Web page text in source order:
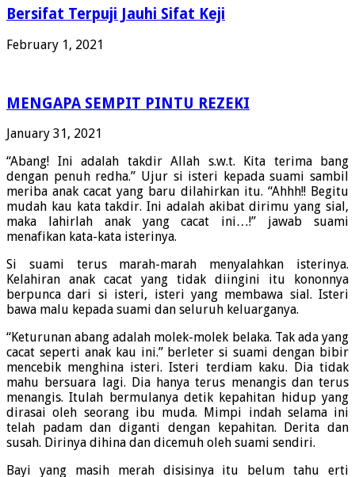
Bersifat Terpuji Jauhi Sifat Keji
February 1, 2021
MENGAPA SEMPIT PINTU REZEKI
January 31, 2021
“Abang! Ini adalah takdir Allah s.w.t. Kita terima bang
dengan penuh redha.” Ujur si isteri kepada suami sambil
meriba anak cacat yang baru dilahirkan itu. “Ahhh!! Begitu
mudah kau kata takdir. Ini adalah akibat dirimu yang sial,
maka lahirlah anak yang cacat ini…!” jawab suami
menafikan kata-kata isterinya.
Si suami terus marah-marah menyalahkan isterinya.
Kelahiran anak cacat yang tidak diingini itu kononnya
berpunca dari si isteri, isteri yang membawa sial. Isteri
bawa malu kepada suami dan seluruh keluarganya.
“Keturunan abang adalah molek-molek belaka. Tak ada yang
cacat seperti anak kau ini.” berleter si suami dengan bibir
mencebik menghina isteri. Isteri terdiam kaku. Dia tidak
mahu bersuara lagi. Dia hanya terus menangis dan terus
menangis. Itulah bermulanya detik kepahitan hidup yang
dirasai oleh seorang ibu muda. Mimpi indah selama ini
telah padam dan diganti dengan kepahitan. Derita dan
susah. Dirinya dihina dan dicemuh oleh suami sendiri.
Bayi yang masih merah disisinya itu belum tahu erti